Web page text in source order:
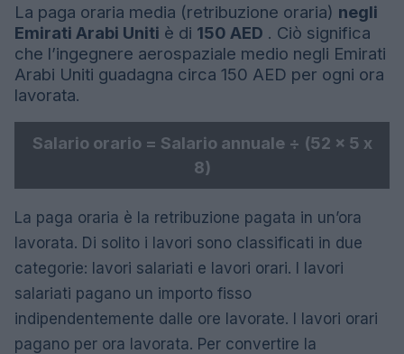
La paga oraria media (retribuzione oraria) negli
Emirati Arabi Uniti è di 150 AED . Ciò significa
che l’ingegnere aerospaziale medio negli Emirati
Arabi Uniti guadagna circa 150 AED per ogni ora
lavorata.
Salario orario = Salario annuale ÷ (52 x 5 x
8)
La paga oraria è la retribuzione pagata in un’ora
lavorata. Di solito i lavori sono classificati in due
categorie: lavori salariati e lavori orari. I lavori
salariati pagano un importo fisso
indipendentemente dalle ore lavorate. I lavori orari
pagano per ora lavorata. Per convertire la